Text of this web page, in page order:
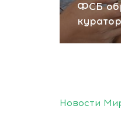
ФСБ
Новости